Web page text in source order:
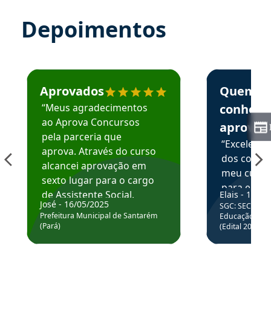
Depoimentos
Estudante José recomenda o Aprova Concursos em
Aprovados
“Meus agradecimentos
ao Aprova Concursos
pela parceria que
aprova. Através do curso
alcancei aprovação em
sexto lugar para o cargo
de Assistente Social.
Hoje estou atuando na
Prefeitura de Santarém.
José - 16/05/2025
Prefeitura Municipal de Santarém
(Pará)
Estudante
Quem
aprova
dos
meu
para
colocar
através
de
Elais - 15/
SGC: SEC BA
Educação
(Edital